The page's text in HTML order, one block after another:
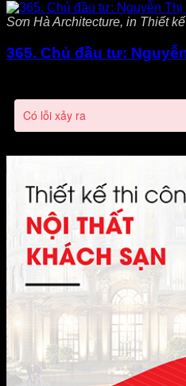
Sơn Hà Architecture, in Thiết
365. Chủ đầu tư:
Có lỗi xảy ra